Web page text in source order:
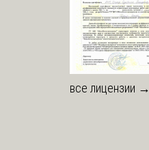
все лицензии →